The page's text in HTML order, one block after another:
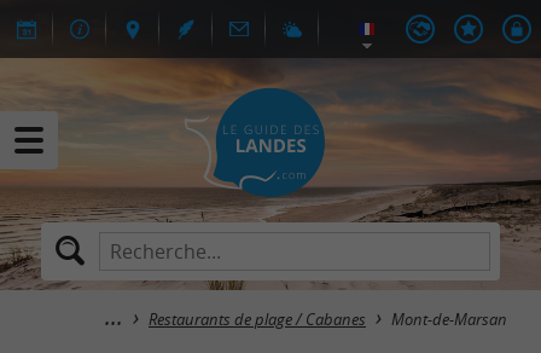
Restaurants de plage / Cabanes Mont-de-Marsan